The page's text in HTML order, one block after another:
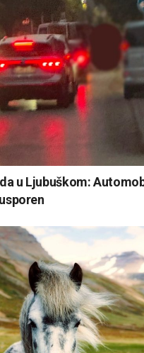
u Ljubuškom: